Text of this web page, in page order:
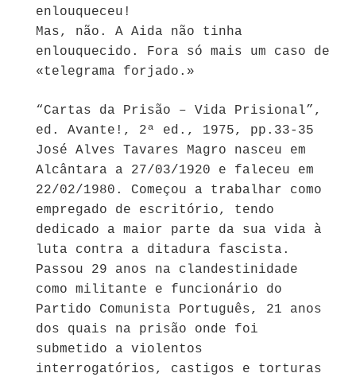
enlouqueceu!
Mas, não. A Aida não tinha
enlouquecido. Fora só mais um caso de
«telegrama forjado.»
“Cartas da Prisão – Vida Prisional”,
ed. Avante!, 2ª ed., 1975, pp.33-35
José Alves Tavares Magro nasceu em
Alcântara a 27/03/1920 e faleceu em
22/02/1980. Começou a trabalhar como
empregado de escritório, tendo
dedicado a maior parte da sua vida à
luta contra a ditadura fascista.
Passou 29 anos na clandestinidade
como militante e funcionário do
Partido Comunista Português, 21 anos
dos quais na prisão onde foi
submetido a violentos
interrogatórios, castigos e torturas